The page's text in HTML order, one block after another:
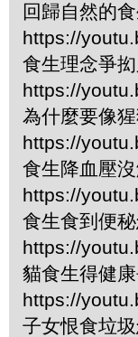
回歸自然的
https://
食生理念爭
https://
為什麼要像
https://
食生降血壓
https://
食生食到便
https://
貓食生得健
https://
子女恨食垃